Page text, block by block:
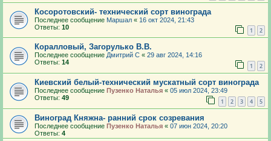
Косоротовский- технический сорт винограда
Последнее сообщение Маршал « 16 окт 2024, 21:43
Ответы: 10 1 2
Коралловый, Загорулько В.В.
Последнее сообщение Дмитрий С « 29 авг 2024, 14:16
Ответы: 14 1 2
Киевский белый-технический мускатный сорт винограда
Последнее сообщение Пузенко Наталья « 05 июл 2024, 23:49
Ответы: 49 1 2 3 4 5
Виноград Княжна- ранний срок созревания
Последнее сообщение Пузенко Наталья « 07 июн 2024, 20:20
Ответы: 4